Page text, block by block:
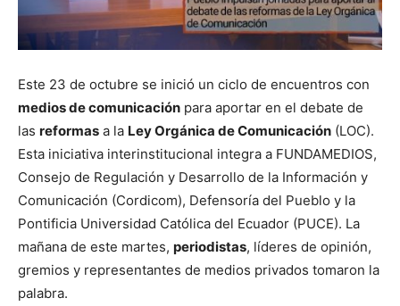
Este 23 de octubre se inició un ciclo de encuentros con
medios de comunicación para aportar en el debate de
las reformas a la Ley Orgánica de Comunicación (LOC).
Esta iniciativa interinstitucional integra a FUNDAMEDIOS,
Consejo de Regulación y Desarrollo de la Información y
Comunicación (Cordicom), Defensoría del Pueblo y la
Pontificia Universidad Católica del Ecuador (PUCE). La
mañana de este martes, periodistas, líderes de opinión,
gremios y representantes de medios privados tomaron la
palabra.